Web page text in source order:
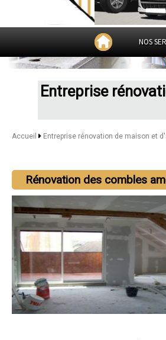
NOS
Entreprise
Accueil Entreprise rénovation de maison et
Rénovation des combles